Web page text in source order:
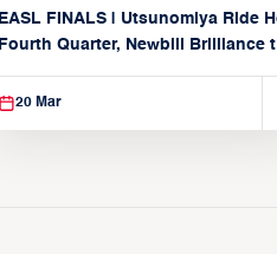
EASL FINALS | Utsunomiya Ride
Fourth Quarter, Newbill Brilliance
20 Mar